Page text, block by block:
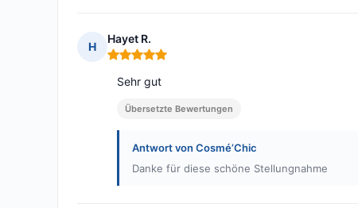
H
Hayet R.
Hinweis: 5 von 5
Sehr gut
Übersetzte Bewertungen
Antwort von Cosmé’Chic
Danke für diese schöne Stellungnahme